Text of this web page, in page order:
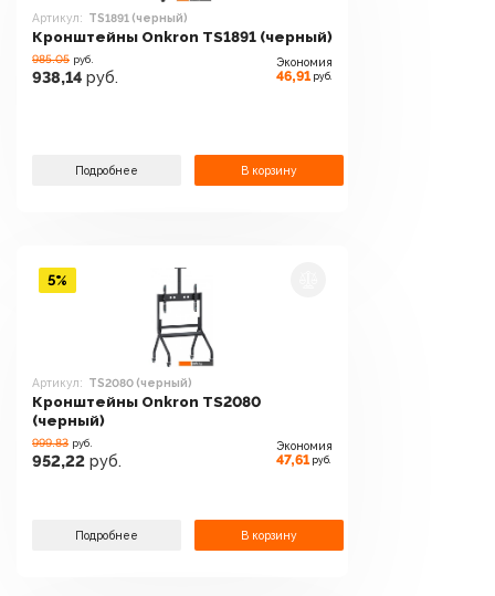
Артикул: TS1891 (черный)
Кронштейны Onkron TS1891 (черный)
985.05 руб.
938,14 руб.
Экономия
46,91 руб.
Подробнее В корзину
Артикул: TS2080 (черный)
Кронштейны Onkron TS2080
(черный)
999.83 руб.
952,22 руб.
Экономия
47,61 руб.
Подробнее В корзину
5%